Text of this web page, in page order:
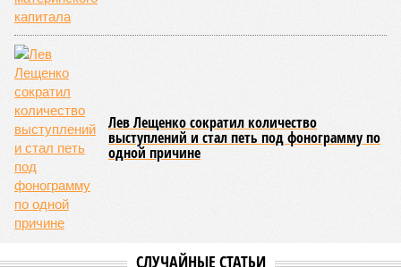
Лев Лещенко сократил количество
выступлений и стал петь под фонограмму по
одной причине
СЛУЧАЙНЫЕ СТАТЬИ